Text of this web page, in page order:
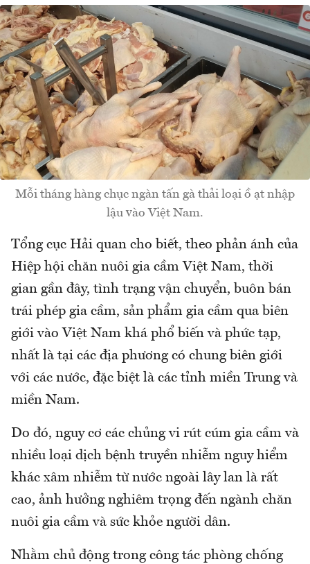
Mỗi tháng hàng chục ngàn tấn gà thải loại ồ ạt nhập
lậu vào Việt Nam.
Tổng cục Hải quan cho biết, theo phản ánh của
Hiệp hội chăn nuôi gia cầm Việt Nam, thời
gian gần đây, tình trạng vận chuyển, buôn bán
trái phép gia cầm, sản phẩm gia cầm qua biên
giới vào Việt Nam khá phổ biến và phức tạp,
nhất là tại các địa phương có chung biên giới
với các nước, đặc biệt là các tỉnh miền Trung và
miền Nam.
Do đó, nguy cơ các chủng vi rút cúm gia cầm và
nhiều loại dịch bệnh truyền nhiễm nguy hiểm
khác xâm nhiễm từ nước ngoài lây lan là rất
cao, ảnh hưởng nghiêm trọng đến ngành chăn
nuôi gia cầm và sức khỏe người dân.
Nhằm chủ động trong công tác phòng chống